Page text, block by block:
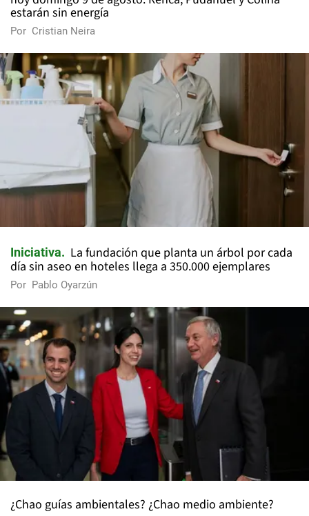
estarán sin energía
Por Cristian Neira
Iniciativa
La fundación que planta un árbol por cada
día sin aseo en hoteles llega a 350.000 ejemplares
Por Pablo Oyarzún
¿Chao guías ambientales? ¿Chao medio ambiente?